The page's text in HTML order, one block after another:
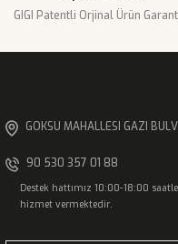
GIGI Patentli Orjinal Ürün
GOKSU MAHALLESI GAZI
90 530 357 01 88
Destek hattımız 10:00-18:00
hizmet vermektedir.